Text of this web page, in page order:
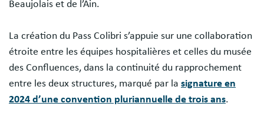
Beaujolais et de l’Ain.
La création du Pass Colibri s’appuie sur une collaboration
étroite entre les équipes hospitalières et celles du musée
des Confluences, dans la continuité du rapprochement
entre les deux structures, marqué par la signature en
2024 d’une convention pluriannuelle de trois ans.